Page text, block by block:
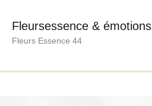
Fleursessence & émotions
Fleurs Essence 44